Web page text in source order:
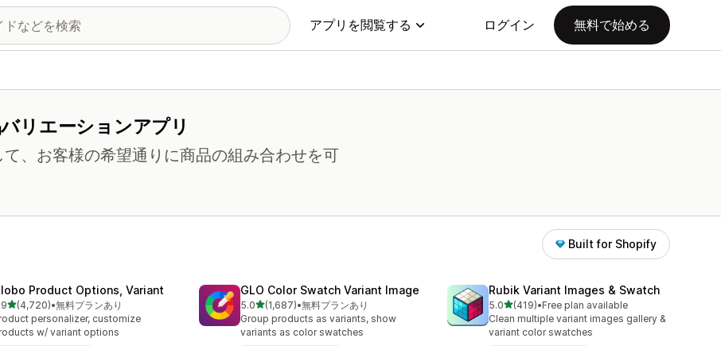
アプリを閲覧する ログイン 無料で始める
リエーションアプリ
、お客様の希望通りに商品の組み合わせを可
Built for Shopify
Product Options, Variant
5つ星中
(4,720)
レビュー数：4720件
•無料プランあり
personalizer, customize
w/ variant options
GLO Color Swatch Variant Image
5.05つ星中
(1,687)
合計レビュー数：1687件
•無料プランあり
Group products as variants, show
variants as color swatches
Rubik Variant Images & Swatch
5.05つ星中
(419)
合計レビュー数：419件
•Free plan available
Clean multiple variant images gallery &
variant color swatches